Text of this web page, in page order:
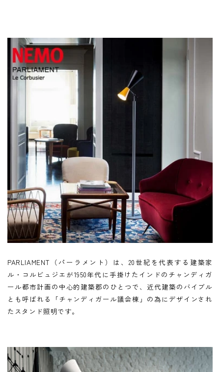
メールアドレス
お電話番号
必須項目
Next
PARLIAMENT（パーラメント）は、20世紀を代表する建築家
ル・コルビュジエが1950年代に手掛けたインドのチャンディガ
ール都市計画の中心的建築郡のひとつで、近代建築のバイブル
とも呼ばれる「チャンディガール議会棟」の為にデザインされ
たスタンド照明です。